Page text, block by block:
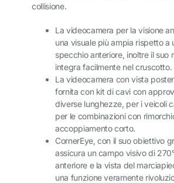
collisione.
La videocamera per la visione
una visuale più ampia rispetto a
specchio anteriore, inoltre il suo
integra facilmente nel cruscotto.
La videocamera con vista
fornita con kit di cavi con
diverse lunghezze, per i veicoli
per le combinazioni con
accoppiamento corto.
CornerEye, con il suo obiettivo
assicura un campo visivo di
anteriore e la vista del
una funzione veramente